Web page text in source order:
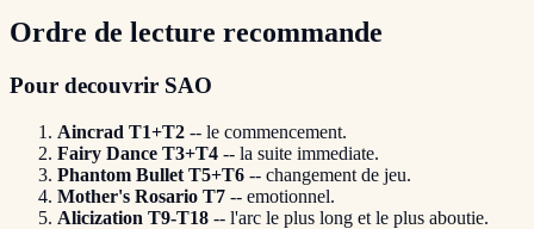
Ordre de lecture recommande
Pour decouvrir SAO
Aincrad T1+T2 -- le commencement.
Fairy Dance T3+T4 -- la suite immediate.
Phantom Bullet T5+T6 -- changement de jeu.
Mother's Rosario T7 -- emotionnel.
Alicization T9-T18 -- l'arc le plus long et le plus aboutie.